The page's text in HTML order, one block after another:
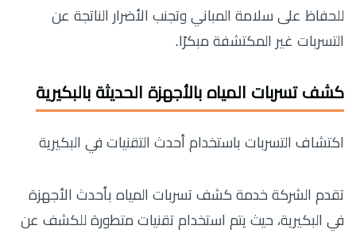
للحفاظ على سلامة المباني وتجنب الأضرار الناتجة عن
التسربات غير المكتشفة مبكرًا.
كشف تسربات المياه بالأجهزة الحديثة بالبكيرية
اكتشاف التسربات باستخدام أحدث التقنيات في البكيرية
تقدم الشركة خدمة كشف تسربات المياه بأحدث الأجهزة
في البكيرية، حيث يتم استخدام تقنيات متطورة للكشف عن